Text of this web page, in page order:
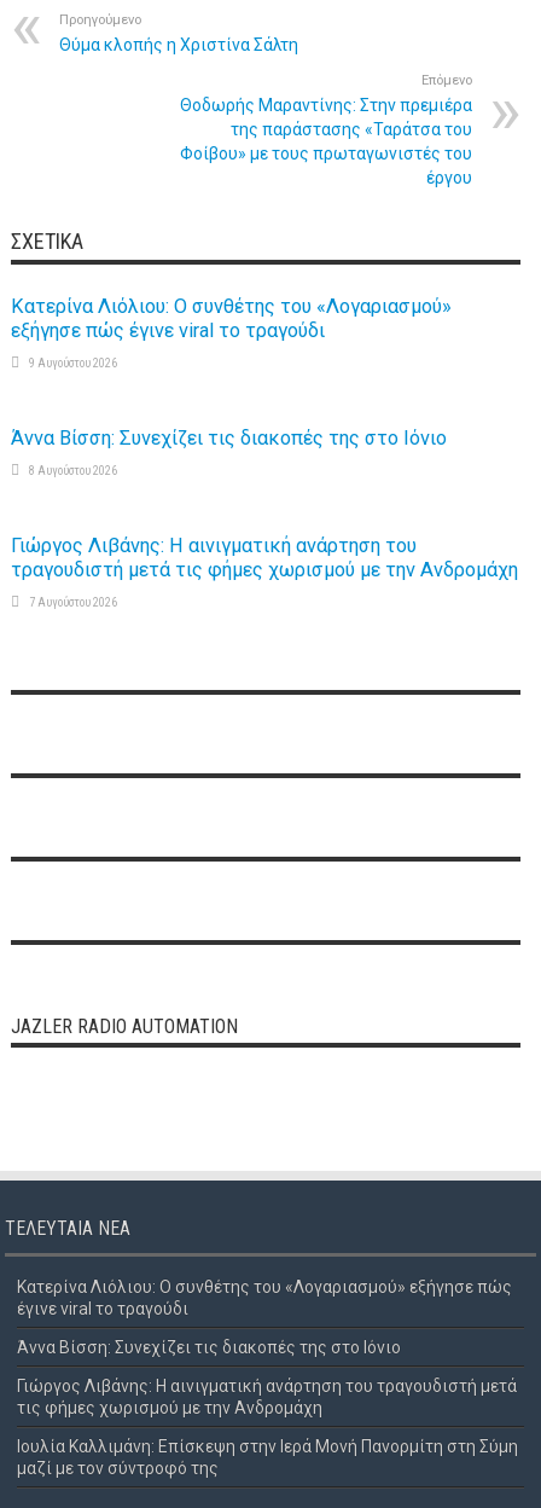
Προηγούμενο
Θύμα κλοπής η Χριστίνα Σάλτη
Επόμενο
Θοδωρής Μαραντίνης: Στην πρεμιέρα
της παράστασης «Ταράτσα του
Φοίβου» με τους πρωταγωνιστές του
έργου
ΣΧΕΤΙΚΆ
Κατερίνα Λιόλιου: Ο συνθέτης του «Λογαριασμού»
εξήγησε πώς έγινε viral το τραγούδι
9 Αυγούστου 2026
Άννα Βίσση: Συνεχίζει τις διακοπές της στο Ιόνιο
8 Αυγούστου 2026
Γιώργος Λιβάνης: Η αινιγματική ανάρτηση του
τραγουδιστή μετά τις φήμες χωρισμού με την Ανδρομάχη
7 Αυγούστου 2026
JAZLER RADIO AUTOMATION
ΤΕΛΕΥΤΑΊΑ ΝΈΑ
Κατερίνα Λιόλιου: Ο συνθέτης του «Λογαριασμού» εξήγησε πώς
έγινε viral το τραγούδι
Άννα Βίσση: Συνεχίζει τις διακοπές της στο Ιόνιο
Γιώργος Λιβάνης: Η αινιγματική ανάρτηση του τραγουδιστή μετά
τις φήμες χωρισμού με την Ανδρομάχη
Ιουλία Καλλιμάνη: Επίσκεψη στην Ιερά Μονή Πανορμίτη στη Σύμη
μαζί με τον σύντροφό της